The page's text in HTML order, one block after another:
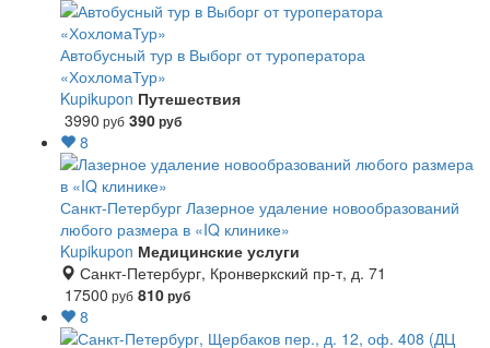
Автобусный тур в Выборг от туроператора
«ХохломаТур»
Kupikupon Путешествия
3990 руб 390руб
8
Санкт-Петербург Лазерное удаление новообразований
любого размера в «IQ клинике»
Kupikupon Медицинские услуги
Санкт-Петербург, Кронверкский пр-т, д. 71
17500 руб 810руб
8